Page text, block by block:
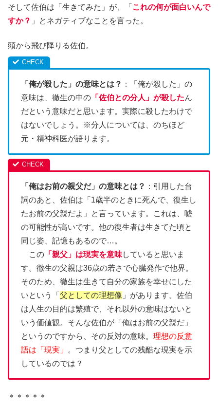
そして佐伯は「生きてみた」が、「 これの何が面白いんで
すか？ 」とネガティブなことを言った。
頭から飛び降りる佐伯。
「俺が殺した」の意味とは？ ：「俺が殺した」の
意味は、徹生の中の 「佐伯との分人」が殺したん
だという意味だと思います。実際に殺したわけで
はないでしょう。※分人については、のちほど
元・精神科医が語ります。
「俺はお前の親父だ」の意味とは？ ：引用した台
詞のあと、佐伯は「1歳半のときに死んで、復生し
たお前の父親だよ」と言っています。これは、嘘
の可能性が高いです。他の復生者は生きてた頃と
同じ姿、記憶もあるので…。
この 「親父」は現実を意味していると思いま
す。徹生の父親は36歳の若さで心臓発作で他界。
そのため、徹生は生きて自分の家族を幸せにした
いという「 父としての理想像 」があります。佐伯
は人生の目的は繁殖で、それ以外の意味はないと
いう価値観。そんな佐伯が「俺はお前の父親だ」
というのですから、その反対の意味。 理想の反意
語は「現実」
。つまり父としての残酷な現実を示
しているのでは？
＊＊＊＊＊